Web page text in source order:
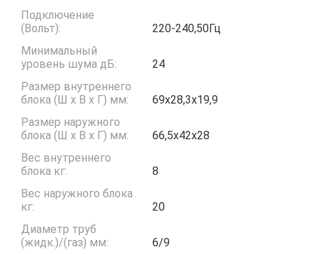
Подключение
(Вольт):
220-240,50Гц
Минимальный
уровень шума дБ:
24
Размер внутреннего
блока (Ш x В x Г) мм:
69х28,3х19,9
Размер наружного
блока (Ш x В x Г) мм:
66,5х42х28
Вес внутреннего
блока кг:
8
Вес наружного блока
кг:
20
Диаметр труб
(жидк.)/(газ) мм:
6/9